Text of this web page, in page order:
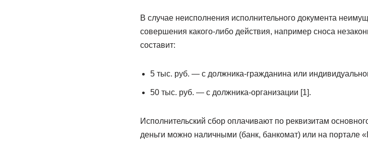
В случае неисполнения исполнительного документа
совершения какого-либо действия, например сноса
составит:
5 тыс. руб. — с должника-гражданина или
50 тыс. руб. — с должника-организации [1].
Исполнительский сбор оплачивают по реквизитам
деньги можно наличными (банк, банкомат) или на портале